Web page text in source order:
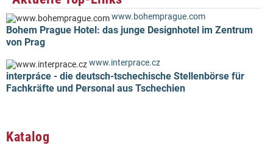
www.bohemprague.com
Bohem Prague Hotel: das junge Designhotel im Zentrum
von Prag
www.interprace.cz
interpráce - die deutsch-tschechische Stellenbörse für
Fachkräfte und Personal aus Tschechien
Katalog